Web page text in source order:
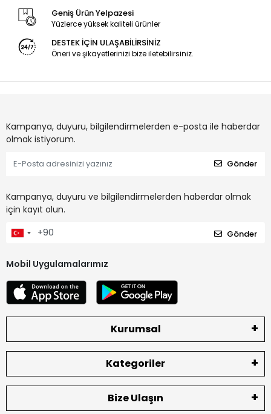
Geniş Ürün Yelpazesi
Yüzlerce yüksek kaliteli ürünler
DESTEK İÇİN ULAŞABİLİRSİNİZ
Öneri ve şikayetlerinizi bize iletebilirsiniz.
Kampanya, duyuru, bilgilendirmelerden e-posta ile haberdar
olmak istiyorum.
Gönder
Kampanya, duyuru ve bilgilendirmelerden haberdar olmak
için kayıt olun.
Gönder
Mobil Uygulamalarımız
Kurumsal
Kategoriler
Bize Ulaşın